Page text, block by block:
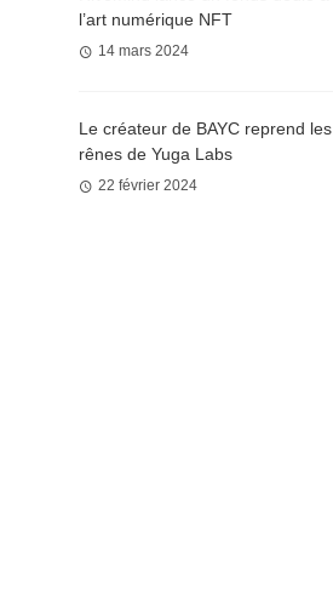
l’art numérique NFT
14 mars 2024
Le créateur de BAYC reprend les
rênes de Yuga Labs
22 février 2024